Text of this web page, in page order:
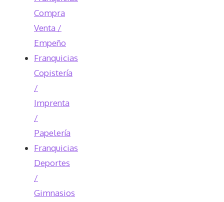
Compra
Venta /
Empeño
Franquicias
Copistería
/
Imprenta
/
Papelería
Franquicias
Deportes
/
Gimnasios